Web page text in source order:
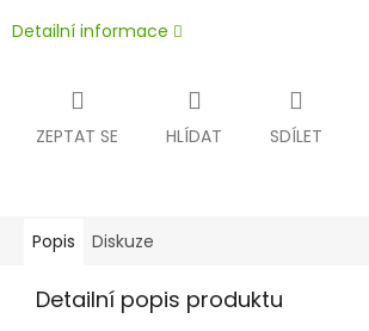
Detailní informace
ZEPTAT SE HLÍDAT SDÍLET
Popis Diskuze
Detailní popis produktu